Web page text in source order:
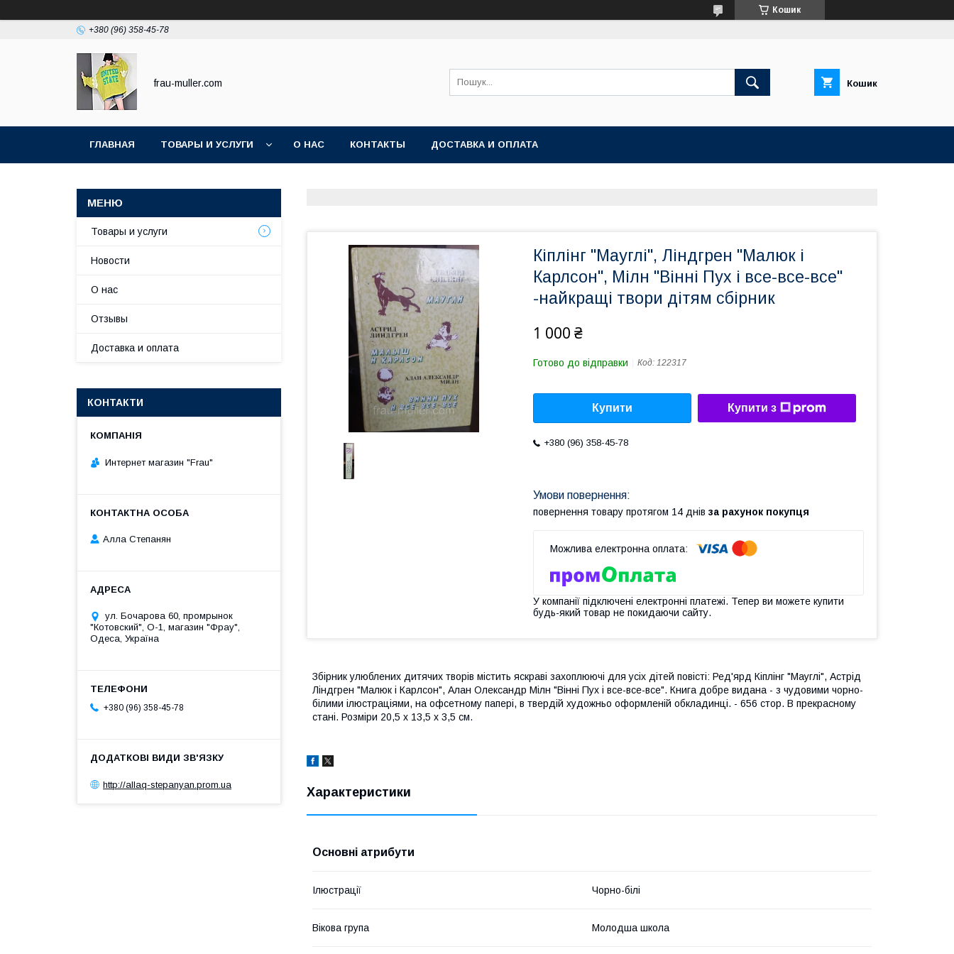
Кошик
+380 (96) 358-45-78
frau-muller.com Кошик
ГЛАВНАЯ ТОВАРЫ И УСЛУГИ О НАС КОНТАКТЫ ДОСТАВКА И ОПЛАТА
Кіплінг "Мауглі", Ліндгрен "Малюк і
Карлсон", Мілн "Вінні Пух і все-все-все"
-найкращі твори дітям сбірник
1 000 ₴
Готово до відправки Код: 122317
Купити Купити з
+380 (96) 358-45-78
повернення товару протягом 14 днів за рахунок покупця
У компанії підключені електронні платежі. Тепер ви можете купити
будь-який товар не покидаючи сайту.
Збірник улюблених дитячих творів містить яскраві захоплюючі для усіх дітей повісті: Ред'ярд Кіплінг "Мауглі", Астрід
Ліндгрен "Малюк і Карлсон", Алан Олександр Мілн "Вінні Пух і все-все-все". Книга добре видана - з чудовими чорно-
білими ілюстраціями, на офсетному папері, в твердій художньо оформленій обкладинці. - 656 стор. В прекрасному
стані. Розміри 20,5 х 13,5 х 3,5 см.
Характеристики
Основні атрибути
Ілюстрації Чорно-білі
Вікова група Молодша школа
Товары и услуги
Новости
О нас
Отзывы
Доставка и оплата
КОНТАКТИ
Интернет магазин "Frau"
Алла Степанян
ул. Бочарова 60, промрынок
"Котовский", О-1, магазин "Фрау",
Одеса, Україна
+380 (96) 358-45-78
http://allaq-stepanyan.prom.ua